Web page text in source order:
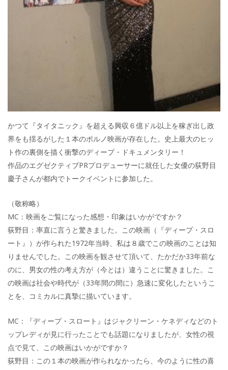
かつて『タイタニック』を超える興収６億ドル以上を稼ぎ出し政
界をも揺るがした１本のポルノ映画が存在した。史上最大のヒッ
ト作の裏側を描く衝撃のディープ・ドキュメンタリー！
作品のエグゼクティブPRプロデューサーに就任した女優の荻野目
慶子さんが都内でトークイベントに参加した。
（敬称略）
MC：映画をご覧になった感想・印象はいかがですか？
荻野目：率直に言うと驚きました。この映画（『ディープ・スロ
ート』）が作られた1972年当時、私は８歳でこの映画のことは知
りませんでした。この映画を観させて頂いて、たかだか33年前な
のに、男女の性の考え方が（今とは）違うことに驚きました。こ
の映画は社会や時代が（33年間の間に）急速に変化したというこ
とを、コミカルに真摯に描いています。
MC：『ディープ・スロート』はジャクリーン・ケネディなどのト
ップレディが見に行ったことでも話題になりましたが、女性の視
点で見て、この映画はいかがですか？
荻野目：この１本の映画が作られなかったら、今のように性の喜